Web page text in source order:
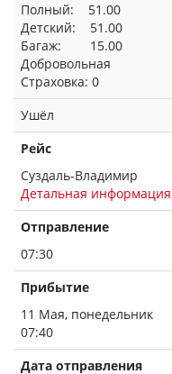
Полный: 51.00
Детский: 51.00
Багаж: 15.00
Добровольная
Страховка: 0
Ушёл
Рейс
Суздаль-Владимир
Детальная информация
Отправление
07:30
Прибытие
11 Мая, понедельник
07:40
Дата отправления